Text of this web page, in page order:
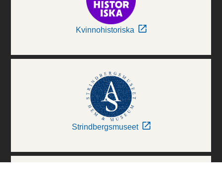
Kvinnohistoriska
Strindbergsmuseet